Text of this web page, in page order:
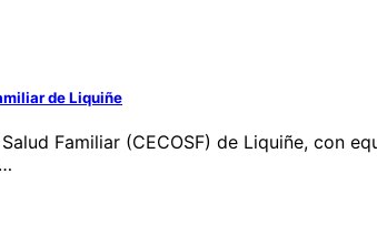
de Liquiñe
Familiar (CECOSF) de Liquiñe, con